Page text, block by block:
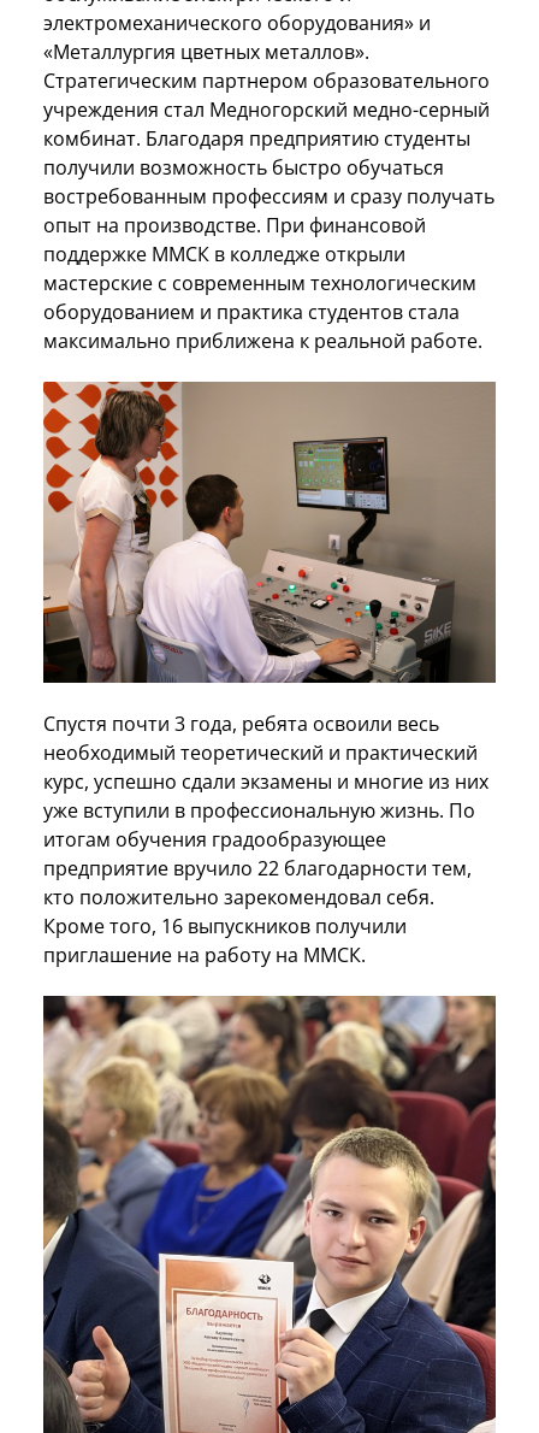
электромеханического оборудования» и
«Металлургия цветных металлов».
Стратегическим партнером образовательного
учреждения стал Медногорский медно-серный
комбинат. Благодаря предприятию студенты
получили возможность быстро обучаться
востребованным профессиям и сразу получать
опыт на производстве. При финансовой
поддержке ММСК в колледже открыли
мастерские с современным технологическим
оборудованием и практика студентов стала
максимально приближена к реальной работе.
Спустя почти 3 года, ребята освоили весь
необходимый теоретический и практический
курс, успешно сдали экзамены и многие из них
уже вступили в профессиональную жизнь. По
итогам обучения градообразующее
предприятие вручило 22 благодарности тем,
кто положительно зарекомендовал себя.
Кроме того, 16 выпускников получили
приглашение на работу на ММСК.